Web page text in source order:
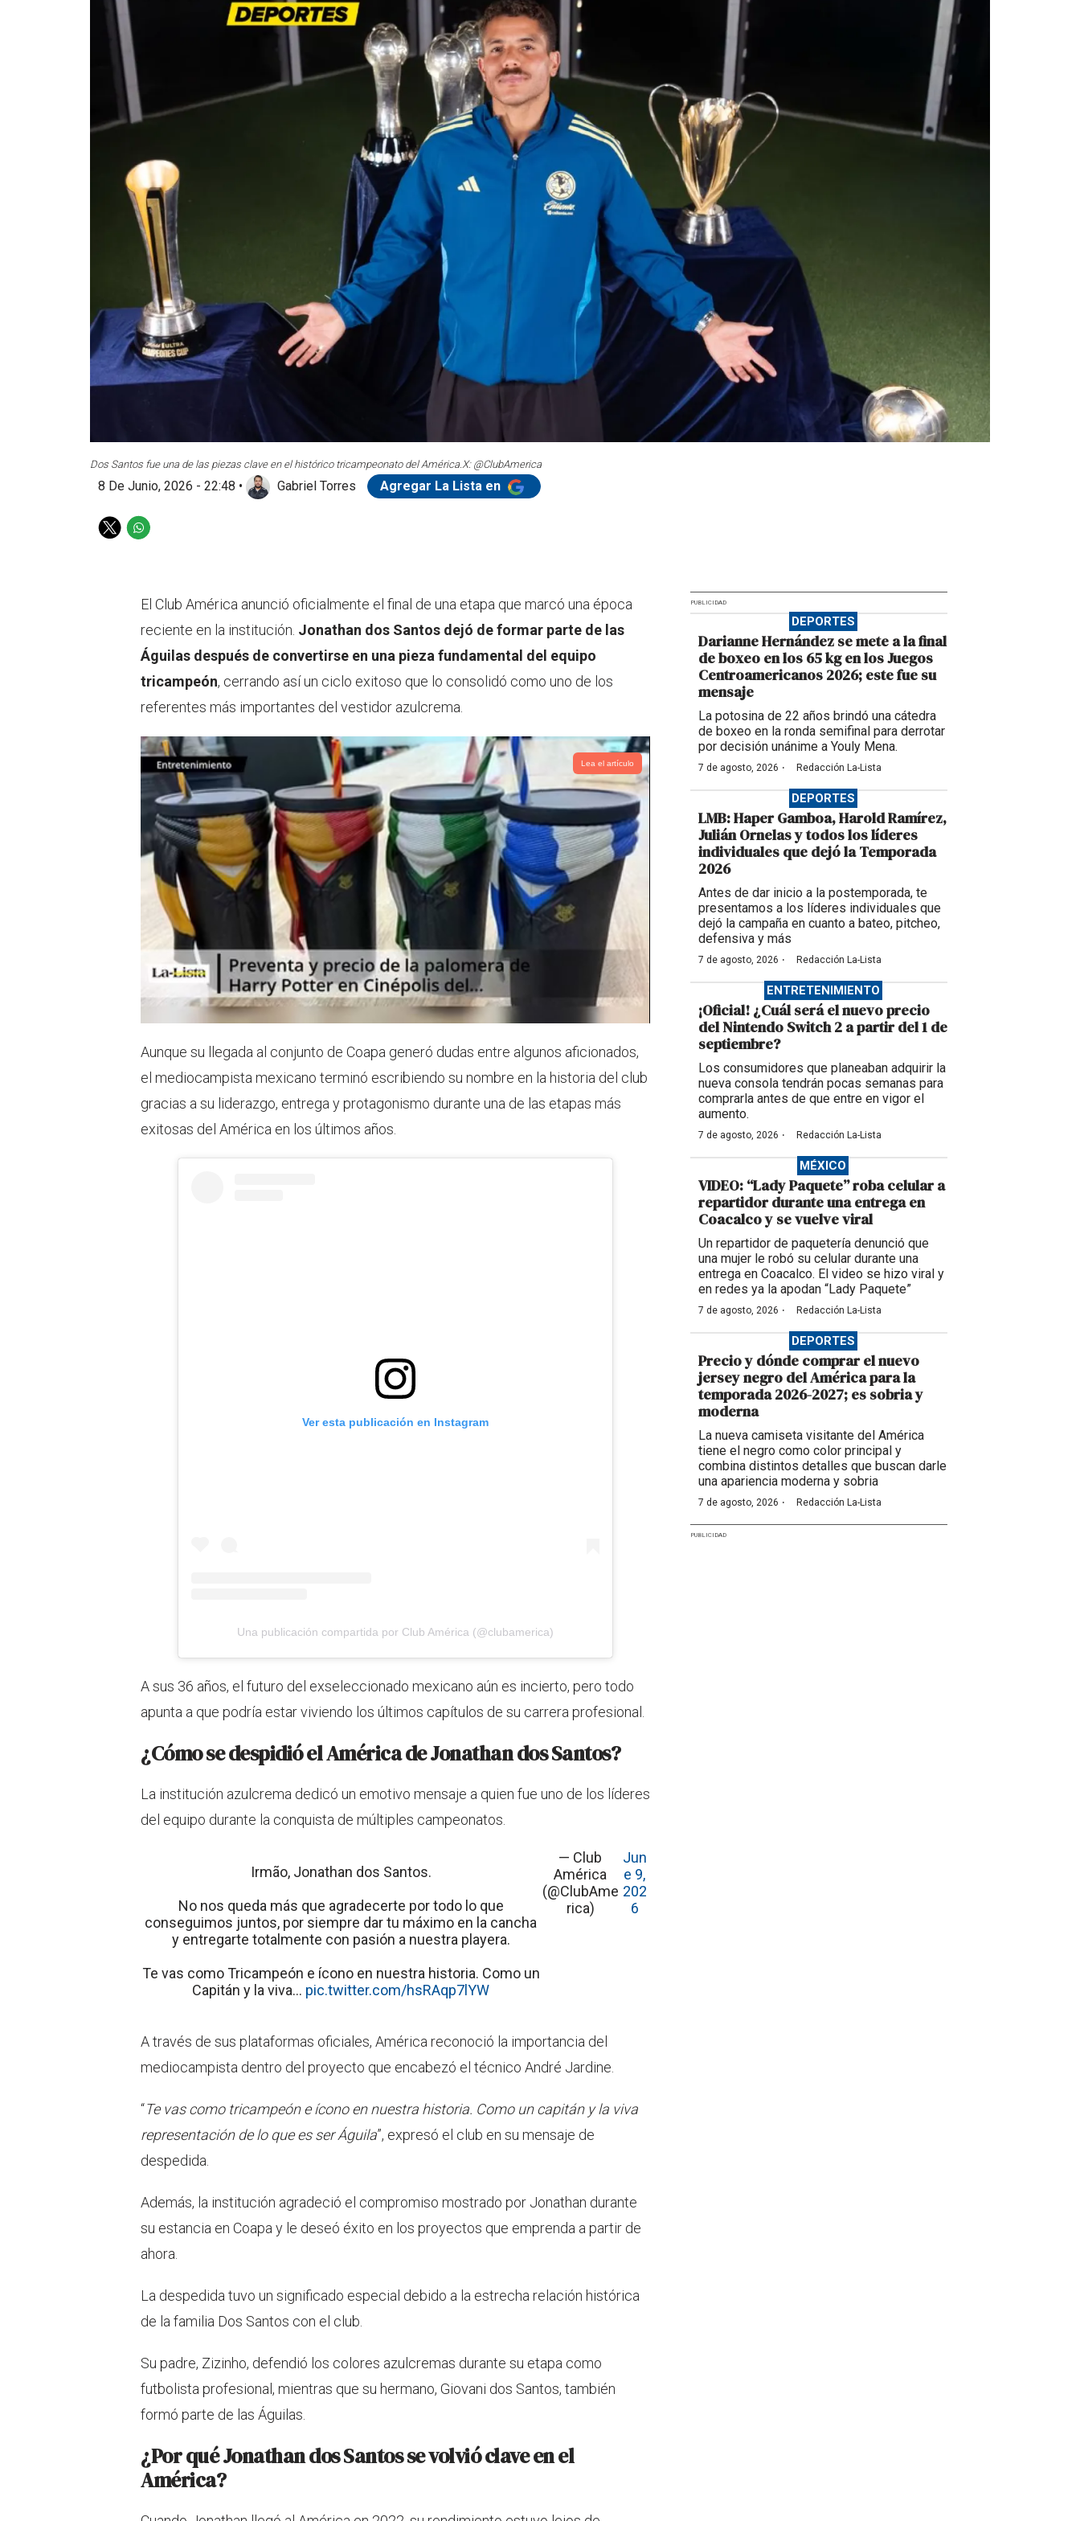
Dos Santos fue una de las piezas clave en el histórico tricampeonato del América.X: @ClubAmerica
8 De Junio, 2026 - 22:48 • Gabriel Torres Agregar La Lista en
T
W
s
p
p
El Club América anunció oficialmente el final de una etapa que marcó una época
reciente en la institución. Jonathan dos Santos dejó de formar parte de las
Águilas después de convertirse en una pieza fundamental del equipo
tricampeón, cerrando así un ciclo exitoso que lo consolidó como uno de los
referentes más importantes del vestidor azulcrema.
Lea el artículo
Aunque su llegada al conjunto de Coapa generó dudas entre algunos aficionados,
el mediocampista mexicano terminó escribiendo su nombre en la historia del club
gracias a su liderazgo, entrega y protagonismo durante una de las etapas más
exitosas del América en los últimos años.
Ver esta publicación en Instagram
Una publicación compartida por Club América (@clubamerica)
A sus 36 años, el futuro del exseleccionado mexicano aún es incierto, pero todo
apunta a que podría estar viviendo los últimos capítulos de su carrera profesional.
¿Cómo se despidió el América de Jonathan dos Santos?
La institución azulcrema dedicó un emotivo mensaje a quien fue uno de los líderes
del equipo durante la conquista de múltiples campeonatos.
Irmão, Jonathan dos Santos.
No nos queda más que agradecerte por todo lo que
conseguimos juntos, por siempre dar tu máximo en la cancha
y entregarte totalmente con pasión a nuestra playera.
Te vas como Tricampeón e ícono en nuestra historia. Como un
Capitán y la viva… pic.twitter.com/hsRAqp7lYW
— Club
América
(@ClubAme
rica)
Jun
e 9,
202
6
A través de sus plataformas oficiales, América reconoció la importancia del
mediocampista dentro del proyecto que encabezó el técnico André Jardine.
“Te vas como tricampeón e ícono en nuestra historia. Como un capitán y la viva
representación de lo que es ser Águila”, expresó el club en su mensaje de
despedida.
Además, la institución agradeció el compromiso mostrado por Jonathan durante
su estancia en Coapa y le deseó éxito en los proyectos que emprenda a partir de
ahora.
La despedida tuvo un significado especial debido a la estrecha relación histórica
de la familia Dos Santos con el club.
Su padre, Zizinho, defendió los colores azulcremas durante su etapa como
futbolista profesional, mientras que su hermano, Giovani dos Santos, también
formó parte de las Águilas.
¿Por qué Jonathan dos Santos se volvió clave en el
América?
PUBLICIDAD
DEPORTES
Darianne Hernández se mete a la final
de boxeo en los 65 kg en los Juegos
Centroamericanos 2026; este fue su
mensaje
La potosina de 22 años brindó una cátedra
de boxeo en la ronda semifinal para derrotar
por decisión unánime a Youly Mena.
7 de agosto, 2026 · Redacción La-Lista
DEPORTES
LMB: Haper Gamboa, Harold Ramírez,
Julián Ornelas y todos los líderes
individuales que dejó la Temporada
2026
Antes de dar inicio a la postemporada, te
presentamos a los líderes individuales que
dejó la campaña en cuanto a bateo, pitcheo,
defensiva y más
7 de agosto, 2026 · Redacción La-Lista
ENTRETENIMIENTO
¡Oficial! ¿Cuál será el nuevo precio
del Nintendo Switch 2 a partir del 1 de
septiembre?
Los consumidores que planeaban adquirir la
nueva consola tendrán pocas semanas para
comprarla antes de que entre en vigor el
aumento.
7 de agosto, 2026 · Redacción La-Lista
MÉXICO
VIDEO: “Lady Paquete” roba celular a
repartidor durante una entrega en
Coacalco y se vuelve viral
Un repartidor de paquetería denunció que
una mujer le robó su celular durante una
entrega en Coacalco. El video se hizo viral y
en redes ya la apodan “Lady Paquete”
7 de agosto, 2026 · Redacción La-Lista
DEPORTES
Precio y dónde comprar el nuevo
jersey negro del América para la
temporada 2026-2027; es sobria y
moderna
La nueva camiseta visitante del América
tiene el negro como color principal y
combina distintos detalles que buscan darle
una apariencia moderna y sobria
7 de agosto, 2026 · Redacción La-Lista
PUBLICIDAD